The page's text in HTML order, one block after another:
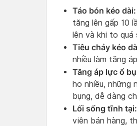
Táo bón kéo dài:
tăng lên gấp 10
lên và khi to quá
Tiêu chảy kéo
nhiều làm tăng
Tăng áp lực ổ
ho nhiều, những
bụng, dễ dàng
Lối sống tĩnh tại:
viên bán hàng,